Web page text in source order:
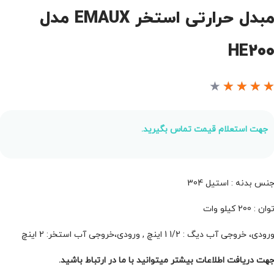
مبدل حرارتی استخر EMAUX مدل
★
★
★
★
جهت استعلام قیمت تماس بگیرید.
بدنه : استیل 304
: 200 کیلو وات
خروجی آب دیگ : 1/2 1 اینچ , ورودی،خروجی آب استخر: 2 اینچ
دریافت اطلاعات بیشتر میتوانید با ما در ارتباط باشید.